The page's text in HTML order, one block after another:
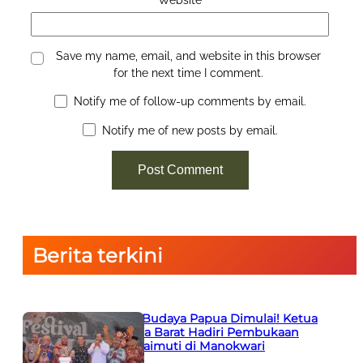
Save my name, email, and website in this browser
for the next time I comment.
Notify me of follow-up comments by email.
Notify me of new posts by email.
Berita terkini
Semarak Budaya Papua Dimulai! Ketua
PTA Papua Barat Hadiri Pembukaan
Festival Raimuti di Manokwari